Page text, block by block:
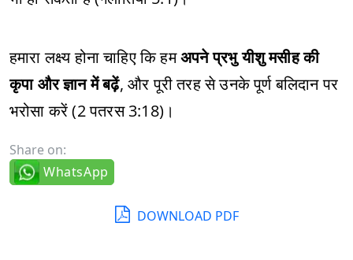
हमारा लक्ष्य होना चाहिए कि हमअपने प्रभु यीशु मसीह की
कृपा और ज्ञान में बढ़ें, और पूरी तरह से उनके पूर्ण बलिदान पर
भरोसा करें (2 पतरस 3:18)।
Share on:
WhatsApp
DOWNLOAD PDF